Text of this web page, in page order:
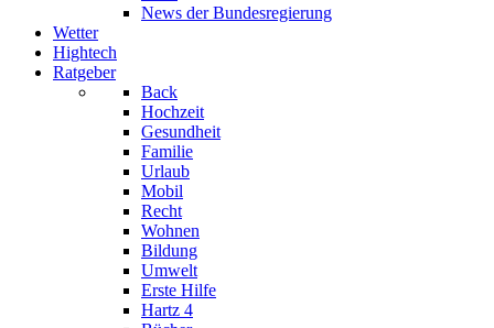
News der Bundesregierung
Wetter
Hightech
Ratgeber
Back
Hochzeit
Gesundheit
Familie
Urlaub
Mobil
Recht
Wohnen
Bildung
Umwelt
Erste Hilfe
Hartz 4